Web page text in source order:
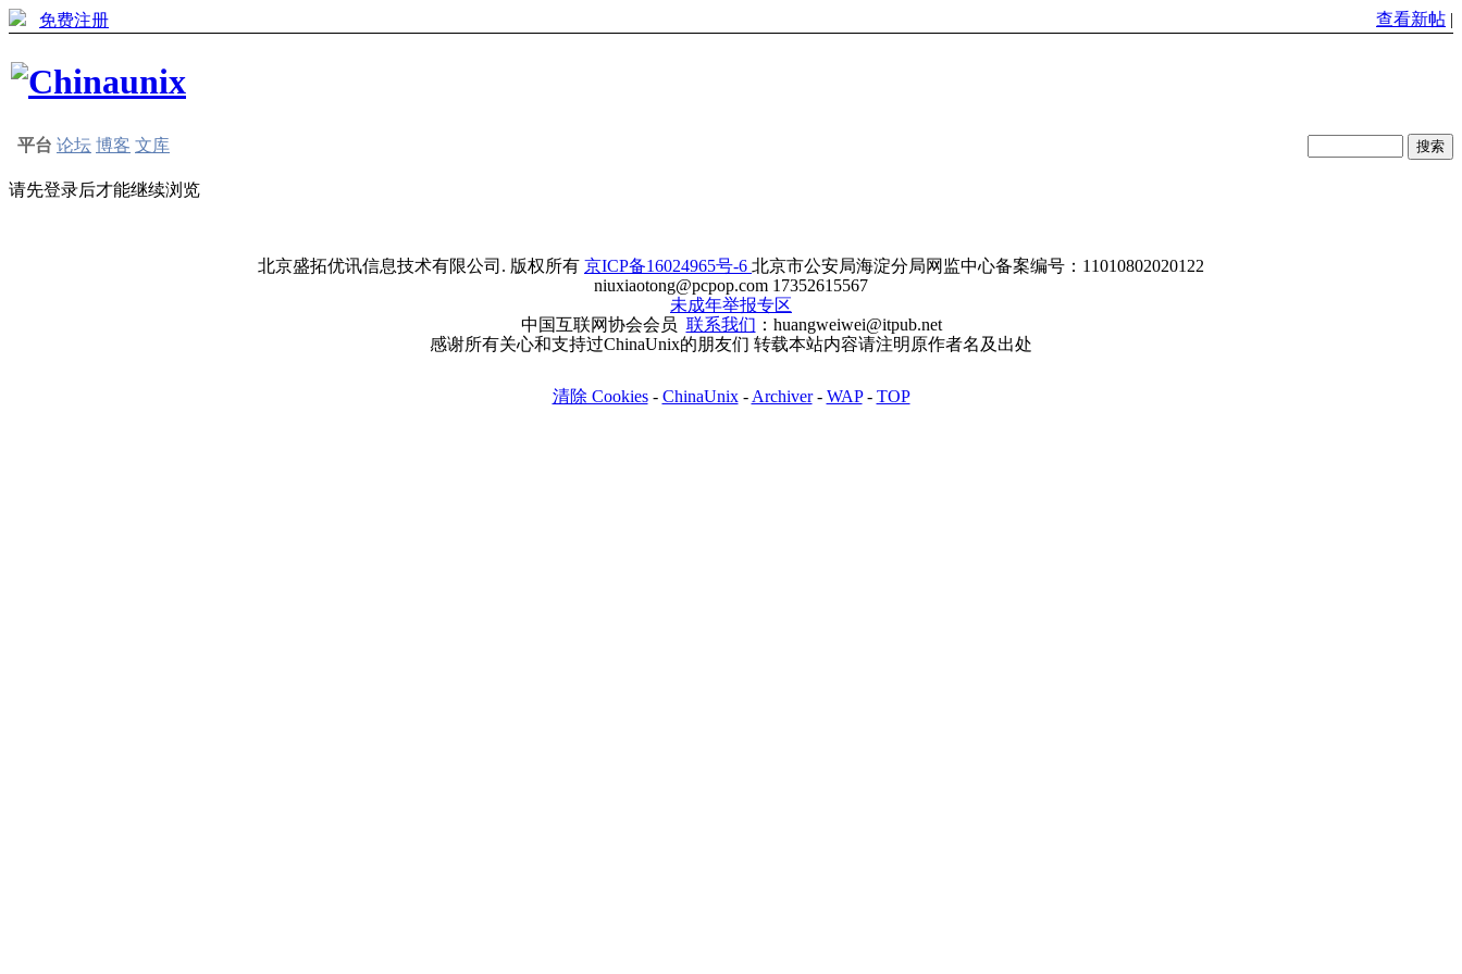
免费注册 查看新帖 |
平台 论坛 博客 文库
请先登录后才能继续浏览
北京盛拓优讯信息技术有限公司. 版权所有 京ICP备16024965号-6 北京市公安局海淀分局网监中心备案编号：11010802020122
niuxiaotong@pcpop.com 17352615567
未成年举报专区
中国互联网协会会员 联系我们 ：huangweiwei@itpub.net
感谢所有关心和支持过ChinaUnix的朋友们 转载本站内容请注明原作者名及出处
清除 Cookies- ChinaUnix- Archiver- WAP- TOP